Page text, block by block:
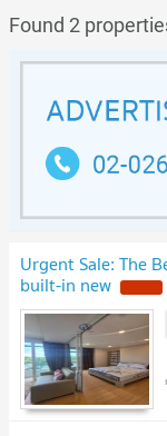
Found 2
Urgent Sale: The
built-in new